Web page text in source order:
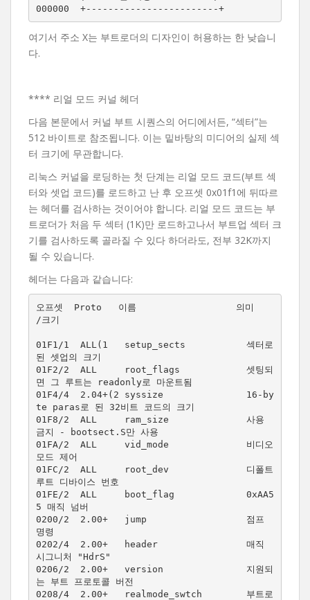
000000  +------------------------+
여기서 주소 X는 부트로더의 디자인이 허용하는 한 낮습니
다.
**** 리얼 모드 커널 헤더
다음 본문에서 커널 부트 시퀀스의 어디에서든, “섹터”는
512 바이트로 참조됩니다. 이는 밑바탕의 미디어의 실제 섹
터 크기에 무관합니다.
리눅스 커널을 로딩하는 첫 단계는 리얼 모드 코드(부트 섹
터와 셋업 코드)를 로드하고 난 후 오프셋 0x01f1에 뒤따르
는 헤더를 검사하는 것이어야 합니다. 리얼 모드 코드는 부
트로더가 처음 두 섹터 (1K)만 로드하고나서 부트업 섹터 크
기를 검사하도록 골라질 수 있다 하더라도, 전부 32K까지
될 수 있습니다.
헤더는 다음과 같습니다:
오프셋  Proto   이름                  의미
/크기
01F1/1  ALL(1   setup_sects           섹터로
된 셋업의 크기
01F2/2  ALL     root_flags            셋팅되
면 그 루트는 readonly로 마운트됨
01F4/4  2.04+(2 syssize               16-by
te paras로 된 32비트 코드의 크기
01F8/2  ALL     ram_size              사용
금지 - bootsect.S만 사용
01FA/2  ALL     vid_mode              비디오
모드 제어
01FC/2  ALL     root_dev              디폴트
루트 디바이스 번호
01FE/2  ALL     boot_flag             0xAA5
5 매직 넘버
0200/2  2.00+   jump                  점프
명령
0202/4  2.00+   header                매직
시그니처 "HdrS"
0206/2  2.00+   version               지원되
는 부트 프로토콜 버전
0208/4  2.00+   realmode_swtch        부트로